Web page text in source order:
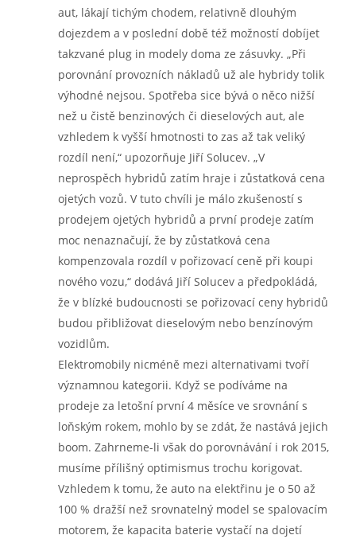
aut, lákají tichým chodem, relativně dlouhým
dojezdem a v poslední době též možností dobíjet
takzvané plug in modely doma ze zásuvky. „Při
porovnání provozních nákladů už ale hybridy tolik
výhodné nejsou. Spotřeba sice bývá o něco nižší
než u čistě benzinových či dieselových aut, ale
vzhledem k vyšší hmotnosti to zas až tak veliký
rozdíl není,“ upozorňuje Jiří Solucev. „V
neprospěch hybridů zatím hraje i zůstatková cena
ojetých vozů. V tuto chvíli je málo zkušeností s
prodejem ojetých hybridů a první prodeje zatím
moc nenaznačují, že by zůstatková cena
kompenzovala rozdíl v pořizovací ceně při koupi
nového vozu,“ dodává Jiří Solucev a předpokládá,
že v blízké budoucnosti se pořizovací ceny hybridů
budou přibližovat dieselovým nebo benzínovým
vozidlům.
Elektromobily nicméně mezi alternativami tvoří
významnou kategorii. Když se podíváme na
prodeje za letošní první 4 měsíce ve srovnání s
loňským rokem, mohlo by se zdát, že nastává jejich
boom. Zahrneme-li však do porovnávání i rok 2015,
musíme přílišný optimismus trochu korigovat.
Vzhledem k tomu, že auto na elektřinu je o 50 až
100 % dražší než srovnatelný model se spalovacím
motorem, že kapacita baterie vystačí na dojetí